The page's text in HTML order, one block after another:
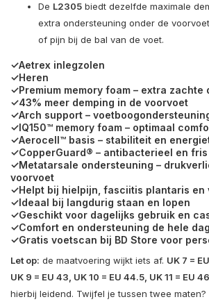
De L2305 biedt dezelfde maximale
extra ondersteuning onder de
of pijn bij de bal van de voet.
✓Aetrex inlegzolen
✓Heren
✓Premium memory foam – extra zachte
✓43% meer demping in de voorvoet
✓Arch support –
✓IQ150™ memory foam – optimaal
✓Aerocell™ basis – stabiliteit en
✓CopperGuard® – antibacterieel en fris
✓Metatarsale ondersteuning –
voorvoet
✓Helpt bij hielpijn, fasciitis plantaris en
✓Ideaal bij langdurig staan en lopen
✓Geschikt voor dagelijks gebruik en
✓Comfort en ondersteuning de hele dag
✓Gratis voetscan bij BD Store voor
Let op: de maatvoering wijkt iets af. UK 7 =
UK 9 = EU 43, UK 10 = EU 44.5, UK 11 = EU 46
hierbij leidend. Twijfel je tussen twee maten?